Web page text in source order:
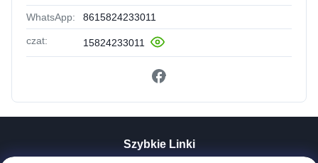
WhatsApp: 8615824233011
czat: 15824233011
Szybkie Linki